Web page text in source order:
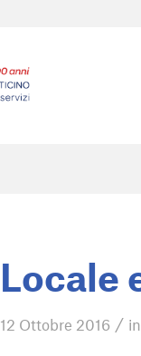
Locale
12 Ottobre 2016 / in